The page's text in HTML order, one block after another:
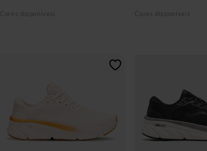
Cores disponíveis Cores disponíveis